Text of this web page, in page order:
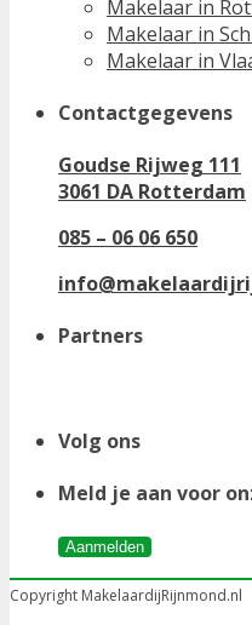
Makelaar in
Makelaar in
Makelaar in
Contactgegevens
Goudse Rijweg 111
3061 DA Rotterdam
085 – 06 06 650
Partners
Volg ons
Meld je aan voor
Aanmelden
Copyright MakelaardijRijnmond.nl